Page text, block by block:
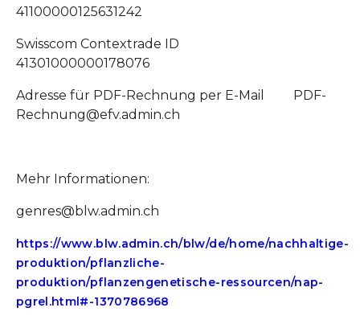
41100000125631242
Swisscom Contextrade ID
41301000000178076
Adresse für PDF-Rechnung per E-Mail PDF-
Rechnung@efv.admin.ch
Mehr Informationen:
genres@blw.admin.ch
https://www.blw.admin.ch/blw/de/home/nachhaltige-
produktion/pflanzliche-
produktion/pflanzengenetische-ressourcen/nap-
pgrel.html#-1370786968